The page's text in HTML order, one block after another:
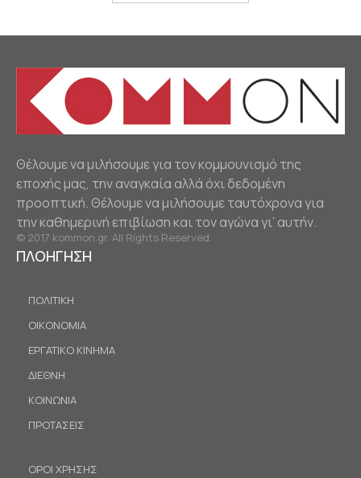
Θέλουμε να μιλήσουμε για τον κομμουνισμό της
εποχής μας, την αναγκαία αλλά όχι δεδομένη
προοπτική. Θέλουμε να μιλήσουμε ταυτόχρονα για
την καθημερινή επιβίωση και τον αγώνα γι’ αυτήν.
© 2017 kommon.gr. All Rights Reserved.
ΠΛΟΗΓΗΣΗ
ΠΟΛΙΤΙΚΗ
ΟΙΚΟΝΟΜΙΑ
ΕΡΓΑΤΙΚΟ ΚΙΝΗΜΑ
ΔΙΕΘΝΗ
ΚΟΙΝΩΝΙΑ
ΠΡΟΤΑΣΕΙΣ
ΟΡΟΙ ΧΡΗΣΗΣ